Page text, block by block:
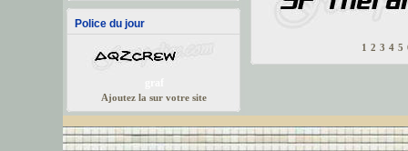
Police du jour
Ajoutez la sur votre site
1 2 3 4 5